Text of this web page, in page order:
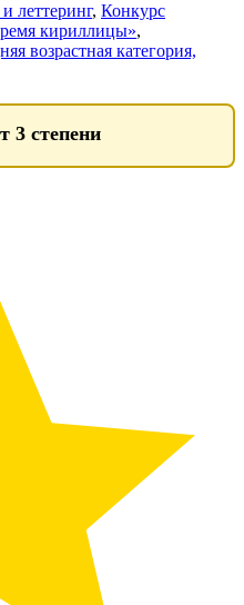
леттеринг, Конкурс
кириллицы»,
возрастная категория,
3 степени